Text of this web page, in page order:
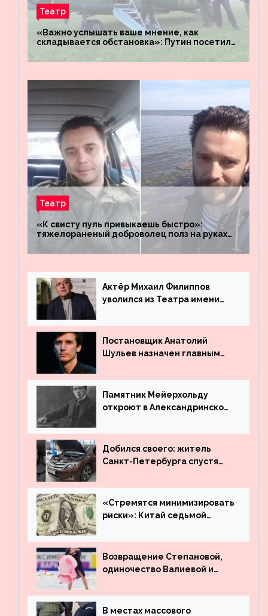
Театр
«Важно услышать ваше мнение, как
складывается обстановка»: Путин посетил
«Восток»
Театр
«К свисту пуль привыкаешь быстро»:
тяжелораненый доброволец полз на руках
четыре километра через заминированное
поле
Актёр Михаил Филиппов
уволился из Театра имени
Постановщик Анатолий
Шульев назначен главным
Вахтангова
Памятник Мейерхольду
откроют в Александринском
Добился своего: житель
Санкт-Петербурга спустя
угнанную в Казахстан
машину
«Стремятся минимизировать
риски»: Китай седьмой
деньги из американского
госдолга
Возвращение Степановой,
одиночество Валиевой и
что обсуждают в мире
фигурного катания
В местах массового